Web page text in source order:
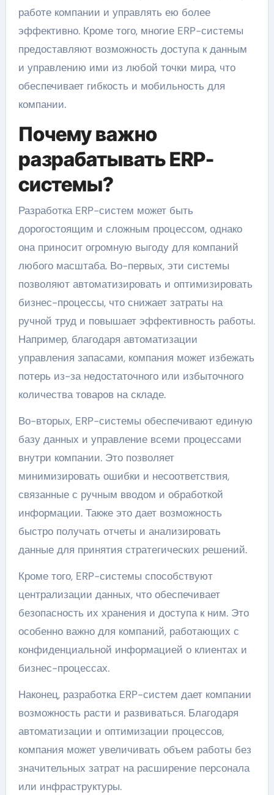
работе компании и управлять ею более
эффективно. Кроме того, многие ERP-системы
предоставляют возможность доступа к данным
и управлению ими из любой точки мира, что
обеспечивает гибкость и мобильность для
компании.
Почему важно
разрабатывать ERP-
системы?
Разработка ERP-систем может быть
дорогостоящим и сложным процессом, однако
она приносит огромную выгоду для компаний
любого масштаба. Во-первых, эти системы
позволяют автоматизировать и оптимизировать
бизнес-процессы, что снижает затраты на
ручной труд и повышает эффективность работы.
Например, благодаря автоматизации
управления запасами, компания может избежать
потерь из-за недостаточного или избыточного
количества товаров на складе.
Во-вторых, ERP-системы обеспечивают единую
базу данных и управление всеми процессами
внутри компании. Это позволяет
минимизировать ошибки и несоответствия,
связанные с ручным вводом и обработкой
информации. Также это дает возможность
быстро получать отчеты и анализировать
данные для принятия стратегических решений.
Кроме того, ERP-системы способствуют
централизации данных, что обеспечивает
безопасность их хранения и доступа к ним. Это
особенно важно для компаний, работающих с
конфиденциальной информацией о клиентах и
бизнес-процессах.
Наконец, разработка ERP-систем дает компании
возможность расти и развиваться. Благодаря
автоматизации и оптимизации процессов,
компания может увеличивать объем работы без
значительных затрат на расширение персонала
или инфраструктуры.